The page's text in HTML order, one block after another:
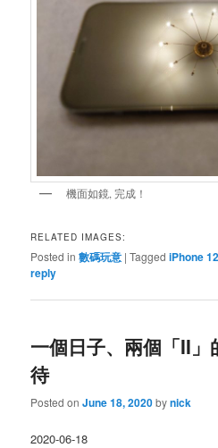
機面如鏡, 完成！
RELATED IMAGES:
Posted in 數碼玩意 |Tagged iPhone 12
reply
一個日子、兩個「II」
待
Posted onJune 18, 2020bynick
2020-06-18